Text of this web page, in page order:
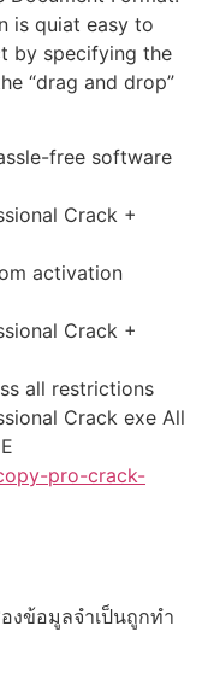
is quiat easy to
by specifying the
“drag and drop”
free software
Crack +
activation
Crack +
all restrictions
Crack exe All
pro-crack-
งข้อมูลจำเป็นถูกทำ